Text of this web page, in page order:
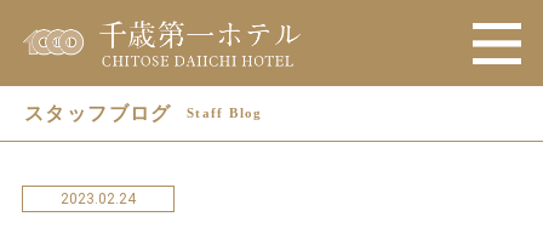
スタッフブログ Staff Blog
2023.02.24